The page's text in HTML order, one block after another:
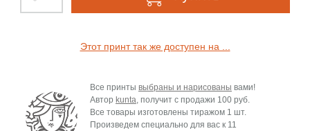
Этот принт так же доступен на ...
Все принты выбраны и нарисованы вами!
Автор kunta, получит с продажи 100 руб.
Все товары изготовлены тиражом 1 шт.
Произведем специально для вас к 11